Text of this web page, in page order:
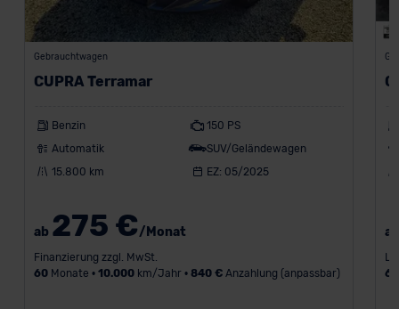
Gebrauchtwagen
CUPRA Terramar
Benzin
150 PS
Automatik
SUV/Geländewagen
15.800 km
EZ: 05/2025
ab 275 €/Monat
Finanzierung zzgl. MwSt.
60Monate • 10.000km/Jahr • 840 €Anzahlung (anpassbar)
60